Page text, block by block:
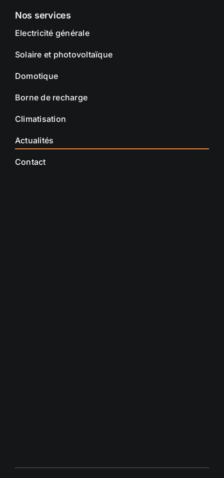
Nos services
Electricité générale
Solaire et photovoltaïque
Domotique
Borne de recharge
Climatisation
Actualités
Contact